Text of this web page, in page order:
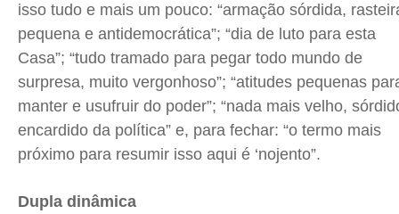
isso tudo e mais um pouco: “armação sórdida,
pequena e antidemocrática”; “dia de luto para esta
Casa”; “tudo tramado para pegar todo mundo de
surpresa, muito vergonhoso”; “atitudes pequenas
manter e usufruir do poder”; “nada mais velho,
encardido da política” e, para fechar: “o termo mais
próximo para resumir isso aqui é ‘nojento”.
Dupla dinâmica